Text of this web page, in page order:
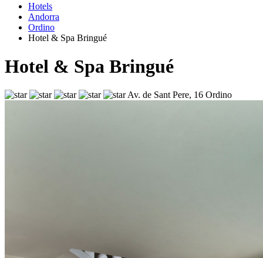
Hotels
Andorra
Ordino
Hotel & Spa Bringué
Hotel & Spa Bringué
Av. de Sant Pere, 16 Ordino